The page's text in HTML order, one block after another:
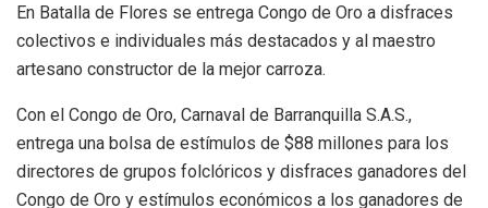
En Batalla de Flores se entrega Congo de Oro a disfraces
colectivos e individuales más destacados y al maestro
artesano constructor de la mejor carroza.
Con el Congo de Oro, Carnaval de Barranquilla S.A.S.,
entrega una bolsa de estímulos de $88 millones para los
directores de grupos folclóricos y disfraces ganadores del
Congo de Oro y estímulos económicos a los ganadores de